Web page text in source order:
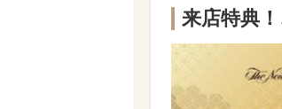
来店特典